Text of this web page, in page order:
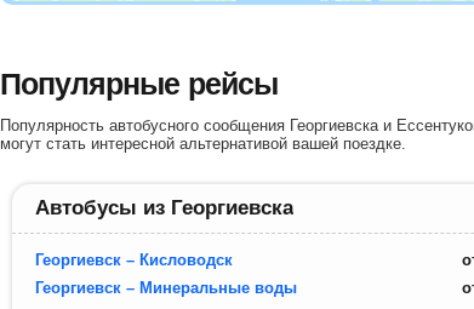
Популярные рейсы
Популярность автобусного сообщения Георгиевска и
могут стать интересной альтернативой вашей поездке.
Автобусы из Георгиевска
Георгиевск – Кисловодск
Георгиевск – Минеральные воды